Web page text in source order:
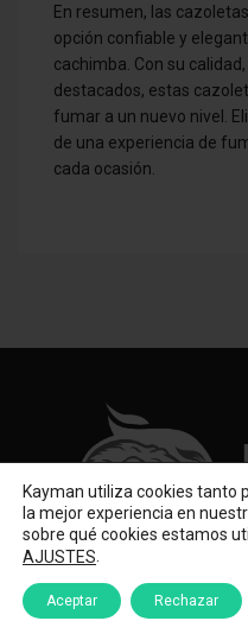
En resumen, las
opción confiable y
cachimba. Con su
destacados, estas
fumar a un nuevo nivel.
de una experiencia de
cada ocasión.
Bienvenido a
en la venta de cachimbas,
alta gama.
Kayman utiliza cookies tanto
la mejor experiencia en
sobre qué cookies estamos
AJUSTES
Aceptar Rechazar